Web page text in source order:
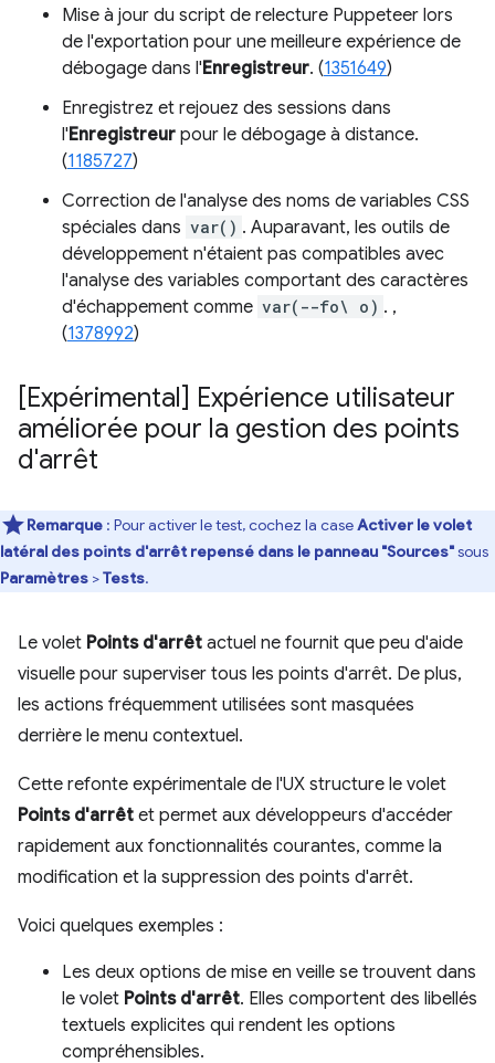
Mise à jour du script de relecture Puppeteer lors
de l'exportation pour une meilleure expérience de
débogage dans l'Enregistreur. (1351649)
Enregistrez et rejouez des sessions dans
l'Enregistreur pour le débogage à distance.
(1185727)
Correction de l'analyse des noms de variables CSS
spéciales dans var() . Auparavant, les outils de
développement n'étaient pas compatibles avec
l'analyse des variables comportant des caractères
d'échappement comme var(--fo\ o) . ,
(1378992)
[Expérimental] Expérience utilisateur
améliorée pour la gestion des points
d'arrêt
Remarque : Pour activer le test, cochez la caseActiver le volet
latéral des points d'arrêt repensé dans le panneau "Sources"sous
Paramètres >Tests.
Le volet Points d'arrêt actuel ne fournit que peu d'aide
visuelle pour superviser tous les points d'arrêt. De plus,
les actions fréquemment utilisées sont masquées
derrière le menu contextuel.
Cette refonte expérimentale de l'UX structure le volet
Points d'arrêt et permet aux développeurs d'accéder
rapidement aux fonctionnalités courantes, comme la
modification et la suppression des points d'arrêt.
Voici quelques exemples :
Les deux options de mise en veille se trouvent dans
le volet Points d'arrêt. Elles comportent des libellés
textuels explicites qui rendent les options
compréhensibles.